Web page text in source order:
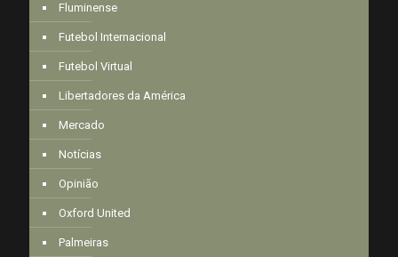
Fluminense
Futebol Internacional
Futebol Virtual
Libertadores da América
Mercado
Notícias
Opinião
Oxford United
Palmeiras